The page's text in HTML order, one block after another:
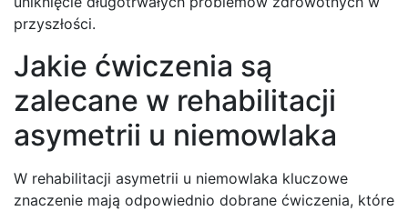
przyszłości.
Jakie ćwiczenia są
zalecane w rehabilitacji
asymetrii u niemowlaka
W rehabilitacji asymetrii u niemowlaka kluczowe
znaczenie mają odpowiednio dobrane ćwiczenia, które